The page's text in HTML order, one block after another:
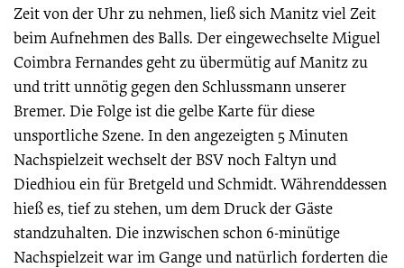
Zeit von der Uhr zu nehmen, ließ sich Manitz viel Zeit
beim Aufnehmen des Balls. Der eingewechselte Miguel
Coimbra Fernandes geht zu übermütig auf Manitz zu
und tritt unnötig gegen den Schlussmann unserer
Bremer. Die Folge ist die gelbe Karte für diese
unsportliche Szene. In den angezeigten 5 Minuten
Nachspielzeit wechselt der BSV noch Faltyn und
Diedhiou ein für Bretgeld und Schmidt. Währenddessen
hieß es, tief zu stehen, um dem Druck der Gäste
standzuhalten. Die inzwischen schon 6-minütige
Nachspielzeit war im Gange und natürlich forderten die